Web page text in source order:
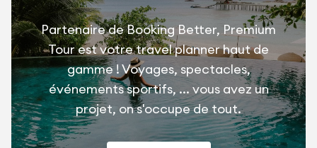
Partenaire de Booking Better, Premium
Tour est votre travel planner haut de
gamme ! Voyages, spectacles,
événements sportifs, ... vous avez un
projet, on s'occupe de tout.